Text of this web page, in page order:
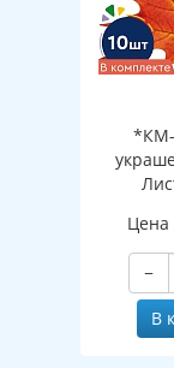
*КМ-
наборе,
Цена
−
В